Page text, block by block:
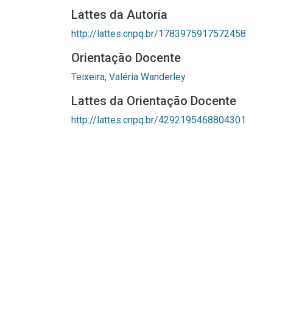
Lattes da Autoria
http://lattes.cnpq.br/1783975917572458
Orientação Docente
Teixeira, Valéria Wanderley
Lattes da Orientação Docente
http://lattes.cnpq.br/4292195468804301